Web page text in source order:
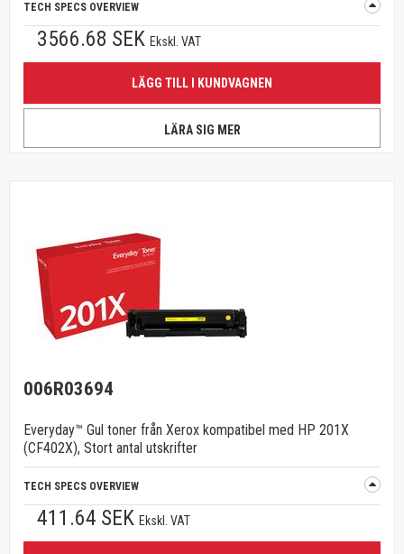
TECH SPECS OVERVIEW
3566.68 SEK Ekskl. VAT
LÄGG TILL I KUNDVAGNEN
LÄRA SIG MER
006R03694
Everyday™ Gul toner från Xerox kompatibel med HP 201X
(CF402X), Stort antal utskrifter
TECH SPECS OVERVIEW
411.64 SEK Ekskl. VAT